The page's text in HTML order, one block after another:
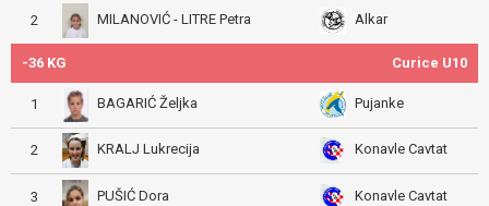
2 MILANOVIĆ - LITRE Petra Alkar
-36 KG Curice U10
1 BAGARIĆ Željka Pujanke
2 KRALJ Lukrecija Konavle Cavtat
3 PUŠIĆ Dora Konavle Cavtat